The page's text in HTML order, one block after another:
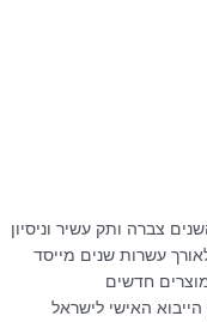
בשנת 1996 ובמהלך השנים צברה ותק עשיר וניסיון
עשרות שנים מייסד
חדשים
האישי לישראל